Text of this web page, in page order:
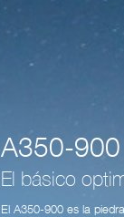
A350-900
El básico
El A350-900 es la